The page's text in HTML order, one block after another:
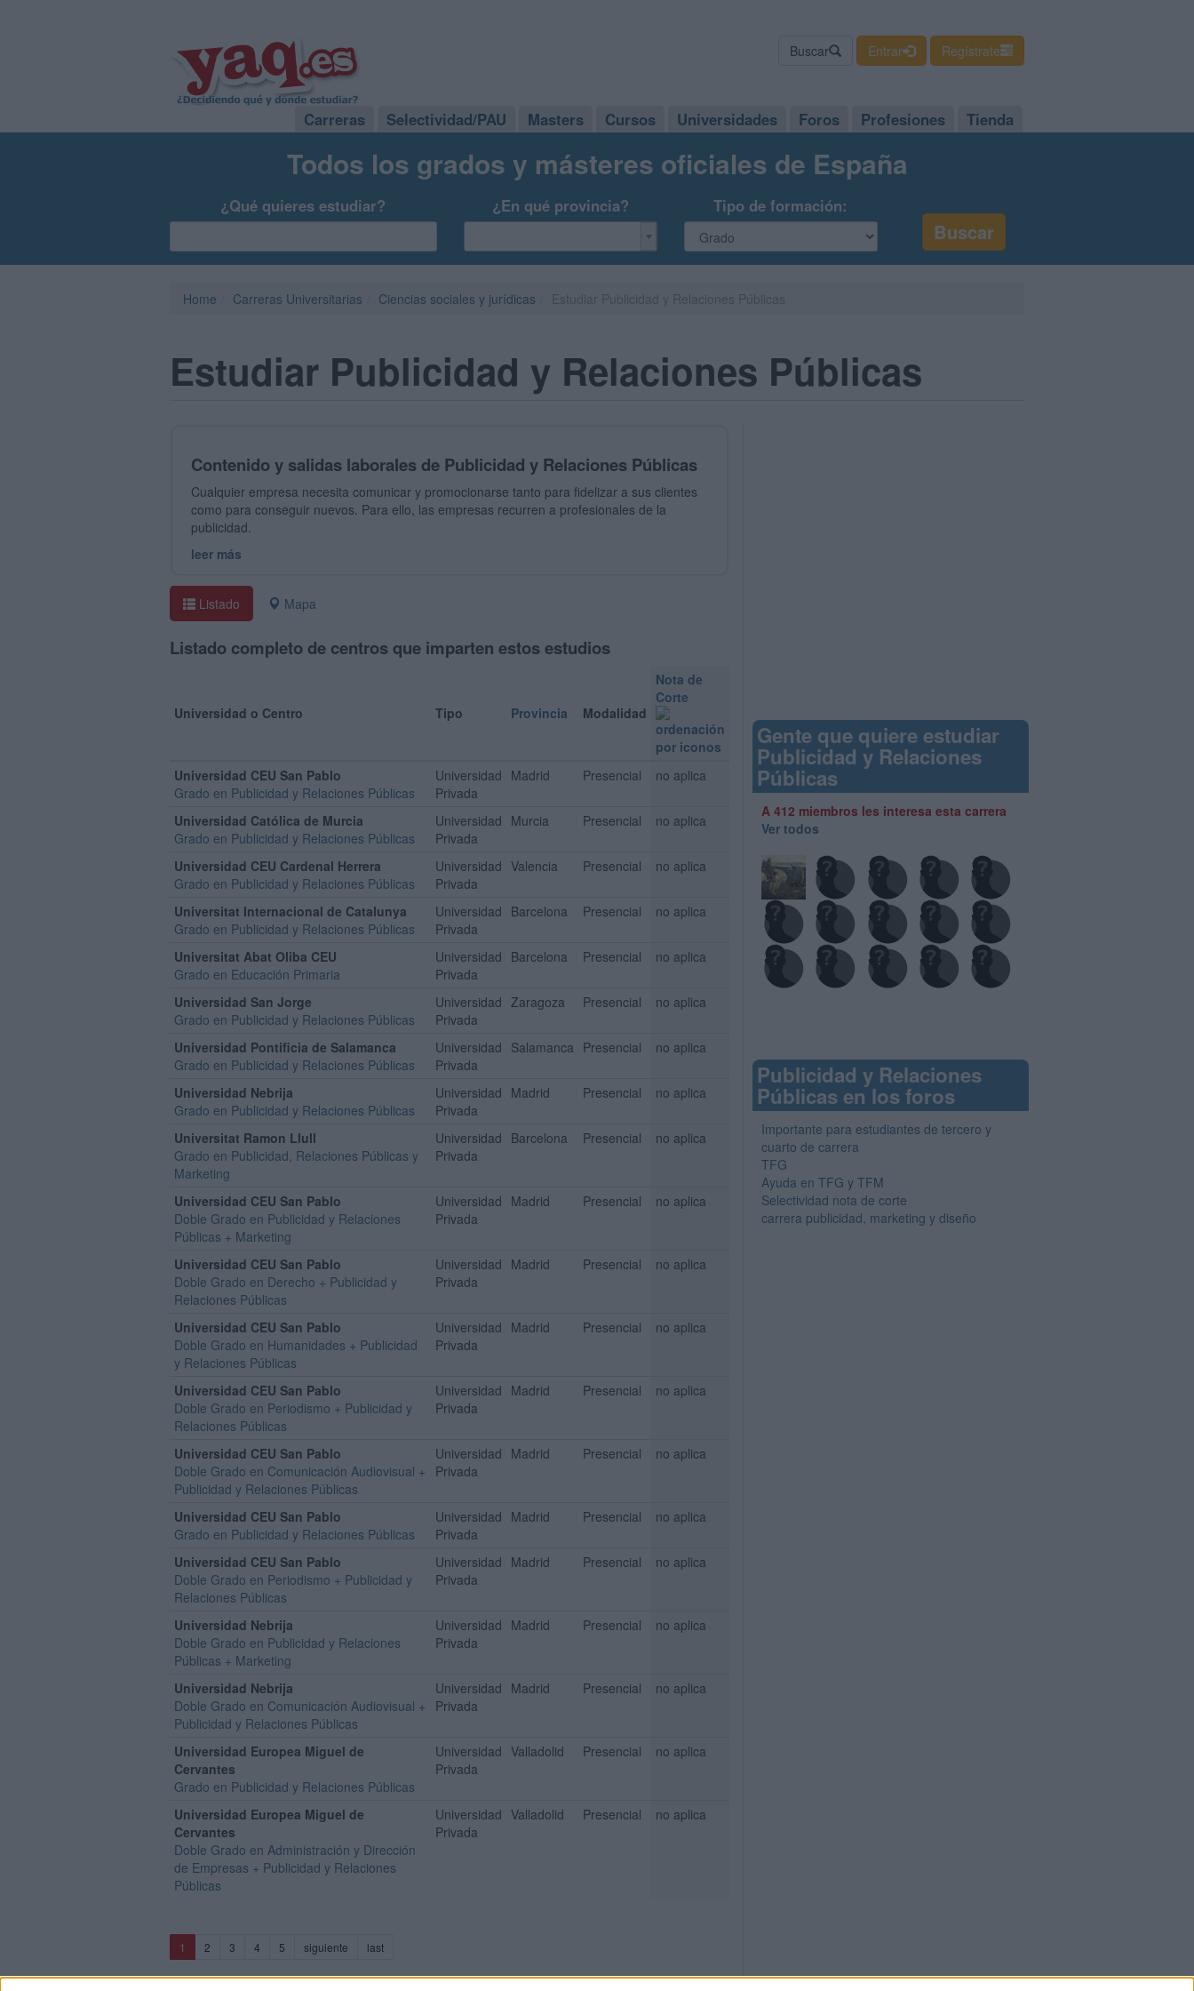
Buscar Entrar Regístrate
Carreras Selectividad/PAU Masters Cursos Universidades Foros Profesiones Tienda
Todos los grados y másteres oficiales de España
¿Qué quieres estudiar? ¿En qué provincia? Tipo de formación:
Home Carreras Universitarias Ciencias sociales y jurídicas
Estudiar Publicidad y Relaciones Públicas
Contenido y salidas laborales de Publicidad y Relaciones Públicas
Cualquier empresa necesita comunicar y promocionarse tanto para fidelizar a sus clientes
como para conseguir nuevos. Para ello, las empresas recurren a profesionales de la
publicidad.
leer más
Listado Mapa
Listado completo de centros que imparten estos estudios
Universidad o Centro Tipo Provincia Modalidad
Nota de
Corte
Universidad CEU San Pablo
Grado en Publicidad y Relaciones Públicas
Universidad
Privada
Madrid Presencial no aplica
Universidad Católica de Murcia
Grado en Publicidad y Relaciones Públicas
Universidad
Privada
Murcia Presencial no aplica
Universidad CEU Cardenal Herrera
Grado en Publicidad y Relaciones Públicas
Universidad
Privada
Valencia Presencial no aplica
Universitat Internacional de Catalunya
Grado en Publicidad y Relaciones Públicas
Universidad
Privada
Barcelona Presencial no aplica
Universitat Abat Oliba CEU
Grado en Educación Primaria
Universidad
Privada
Barcelona Presencial no aplica
Universidad San Jorge
Grado en Publicidad y Relaciones Públicas
Universidad
Privada
Zaragoza Presencial no aplica
Universidad Pontificia de Salamanca
Grado en Publicidad y Relaciones Públicas
Universidad
Privada
Salamanca Presencial no aplica
Universidad Nebrija
Grado en Publicidad y Relaciones Públicas
Universidad
Privada
Madrid Presencial no aplica
Universitat Ramon Llull
Grado en Publicidad, Relaciones Públicas y
Marketing
Universidad
Privada
Barcelona Presencial no aplica
Universidad CEU San Pablo
Doble Grado en Publicidad y Relaciones
Públicas + Marketing
Universidad
Privada
Madrid Presencial no aplica
Universidad CEU San Pablo
Doble Grado en Derecho + Publicidad y
Relaciones Públicas
Universidad
Privada
Madrid Presencial no aplica
Universidad CEU San Pablo
Doble Grado en Humanidades + Publicidad
y Relaciones Públicas
Universidad
Privada
Madrid Presencial no aplica
Universidad CEU San Pablo
Doble Grado en Periodismo + Publicidad y
Relaciones Públicas
Universidad
Privada
Madrid Presencial no aplica
Universidad CEU San Pablo
Doble Grado en Comunicación Audiovisual +
Publicidad y Relaciones Públicas
Universidad
Privada
Madrid Presencial no aplica
Universidad CEU San Pablo
Grado en Publicidad y Relaciones Públicas
Universidad
Privada
Madrid Presencial no aplica
Universidad CEU San Pablo
Doble Grado en Periodismo + Publicidad y
Relaciones Públicas
Universidad
Privada
Madrid Presencial no aplica
Universidad Nebrija
Doble Grado en Publicidad y Relaciones
Públicas + Marketing
Universidad
Privada
Madrid Presencial no aplica
Universidad Nebrija
Doble Grado en Comunicación Audiovisual +
Publicidad y Relaciones Públicas
Universidad
Privada
Madrid Presencial no aplica
Universidad Europea Miguel de
Cervantes
Grado en Publicidad y Relaciones Públicas
Universidad
Privada
Valladolid Presencial no aplica
Universidad Europea Miguel de
Cervantes
Doble Grado en Administración y Dirección
de Empresas + Publicidad y Relaciones
Públicas
Universidad
Privada
Valladolid Presencial no aplica
1 (current)
2 3 4 5 siguiente last
Gente que quiere estudiar
Publicidad y Relaciones
Públicas
A 412 miembros les interesa esta carrera
Ver todos
Publicidad y Relaciones
Públicas en los foros
Importante para estudiantes de tercero y
cuarto de carrera
TFG
Ayuda en TFG y TFM
Selectividad nota de corte
carrera publicidad, marketing y diseño